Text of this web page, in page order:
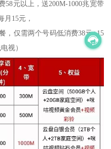
58元以上，送200M-1000兆宽带
15元，
，仅需两个号码低消费38元+15
视）